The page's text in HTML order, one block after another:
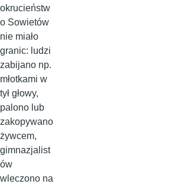
okrucieństw
o Sowietów
nie miało
granic: ludzi
zabijano np.
młotkami w
tył głowy,
palono lub
zakopywano
żywcem,
gimnazjalist
ów
wleczono na